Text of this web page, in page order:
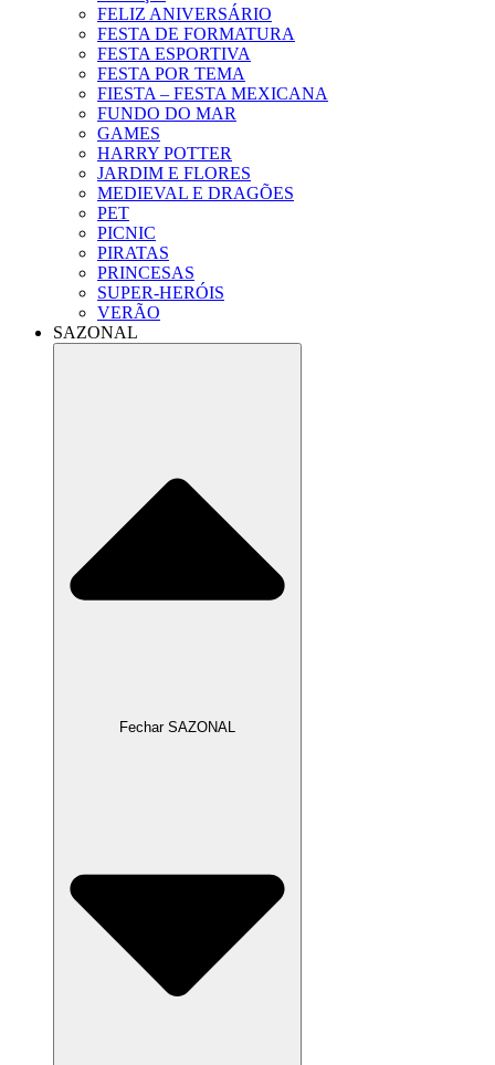
FELIZ ANIVERSÁRIO
FESTA DE FORMATURA
FESTA ESPORTIVA
FESTA POR TEMA
FIESTA – FESTA MEXICANA
FUNDO DO MAR
GAMES
HARRY POTTER
JARDIM E FLORES
MEDIEVAL E DRAGÕES
PET
PICNIC
PIRATAS
PRINCESAS
SUPER-HERÓIS
VERÃO
SAZONAL
Fechar SAZONAL